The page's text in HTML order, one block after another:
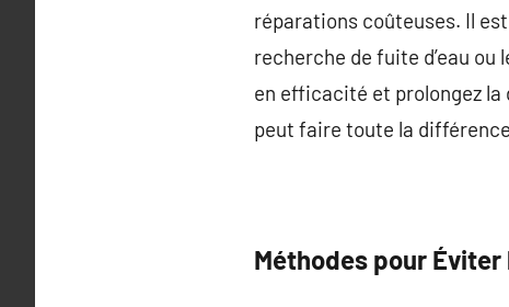
réparations coûteuses. Il
recherche de fuite d’eau
en efficacité et prolongez la
peut faire toute la
Méthodes pour Éviter